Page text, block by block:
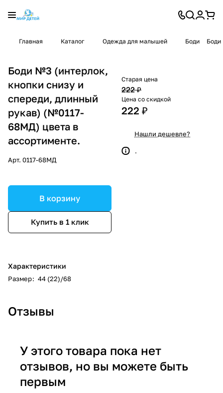
Главная Каталог Одежда для малышей Боди Боди
Боди №3 (интерлок,
кнопки снизу и
спереди, длинный
рукав) (№0117-
68МД) цвета в
ассортименте.
Арт. 0117-68МД
В корзину
Купить в 1 клик
Характеристики
Размер: 44 (22)/68
Старая цена
222 ₽
Цена со скидкой
222 ₽
Нашли дешевле?
.
Отзывы
У этого товара пока нет
отзывов, но вы можете быть
первым